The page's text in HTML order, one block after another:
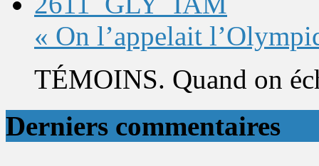
« On l’appelait
TÉMOINS. Quand on
Derniers commentaires